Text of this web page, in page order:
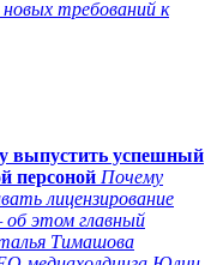
требований к
выпустить успешный
персоной Почему
лицензирование
этом главный
Тимашова